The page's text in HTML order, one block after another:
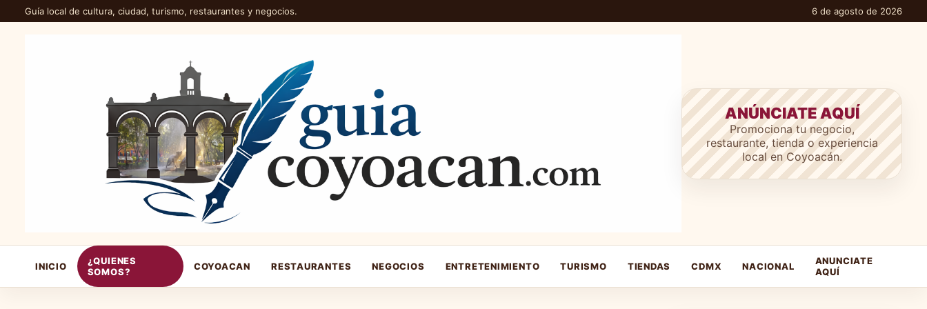
Guía local de cultura, ciudad, turismo, restaurantes y negocios. 6 de agosto de 2026
ANÚNCIATE AQUÍ
Promociona tu negocio,
restaurante, tienda o experiencia
local en Coyoacán.
INICIO
¿QUIENES
SOMOS?
COYOACAN RESTAURANTES NEGOCIOS ENTRETENIMIENTO TURISMO TIENDAS CDMX NACIONAL
ANUNCIATE
AQUÍ